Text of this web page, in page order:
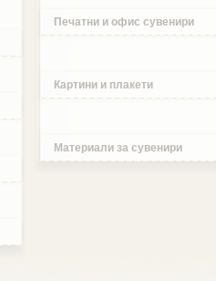
Печатни и офис сувенири
Картини и плакети
Материали за сувенири